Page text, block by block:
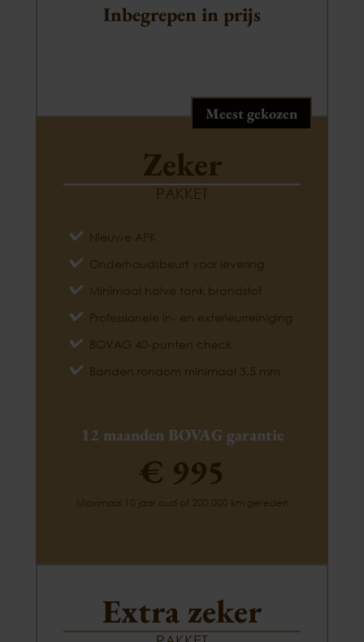
Inbegrepen in prijs
Meest gekozen
Zeker
PAKKET
Nieuwe APK
Onderhoudsbeurt voor levering
Minimaal halve tank brandstof
Professionele in- en exterieurreiniging
BOVAG 40-punten check
Banden rondom minimaal 3,5 mm
12 maanden BOVAG garantie
€ 995
Maximaal 10 jaar oud of 200.000 km gereden
Extra zeker